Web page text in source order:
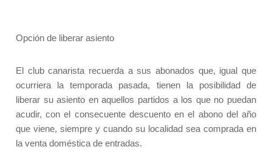
Opción de liberar asiento
El club canarista recuerda a sus abonados que, igual que
ocurriera la temporada pasada, tienen la posibilidad de
liberar su asiento en aquellos partidos a los que no puedan
acudir, con el consecuente descuento en el abono del año
que viene, siempre y cuando su localidad sea comprada en
la venta doméstica de entradas.